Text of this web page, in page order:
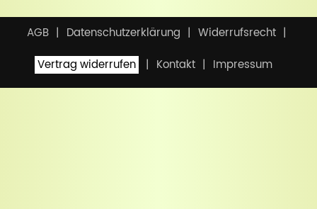
AGB Datenschutzerklärung
Widerrufsrecht
Vertrag widerrufen
Kontakt Impressum